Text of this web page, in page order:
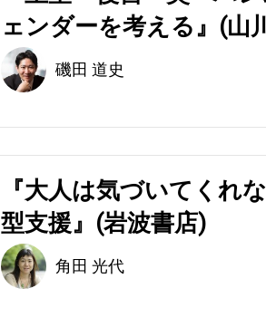
ェンダーを考える』(山
磯田 道史
『大人は気づいてくれ
型支援』(岩波書店)
角田 光代